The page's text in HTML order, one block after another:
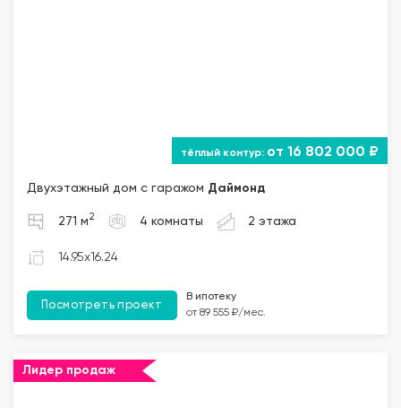
от 16 802 000 ₽
Двухэтажный дом с гаражом Даймонд
271 м 2 4 комнаты 2 этажа
14.95x16.24
Посмотреть проект
В ипотеку
от 89 555 ₽/мес.
Лидер продаж